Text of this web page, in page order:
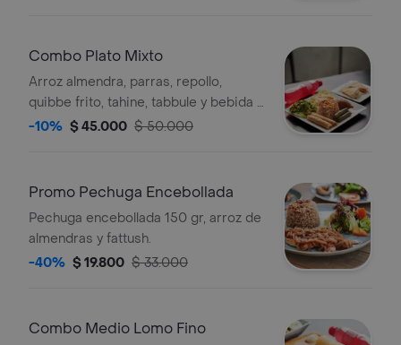
Combo Plato Mixto
Arroz almendra, parras, repollo,
quibbe frito, tahine, tabbule y bebida a
elección.
-10% $ 45.000 $ 50.000
Promo Pechuga Encebollada
Pechuga encebollada 150 gr, arroz de
almendras y fattush.
-40% $ 19.800 $ 33.000
Combo Medio Lomo Fino